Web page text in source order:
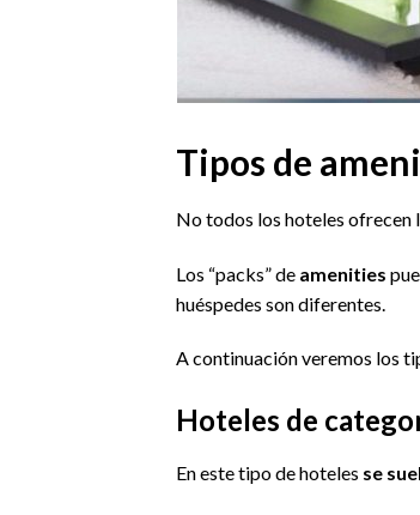
Tipos de
No todos los hoteles ofrecen
Los “packs” de amenities
huéspedes son diferentes.
A continuación veremos los
Hoteles de
En este tipo de hoteles se